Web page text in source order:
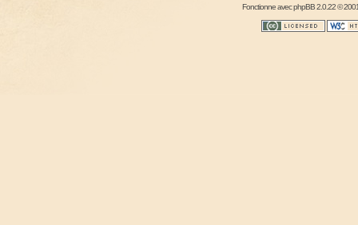
Fonctionne avecphpBB2.0.22 ©